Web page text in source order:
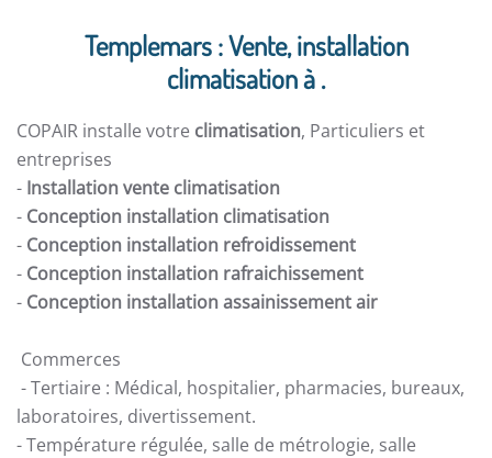
Templemars : Vente, installation
climatisation à .
COPAIR installe votre climatisation, Particuliers et
entreprises
- Installation vente climatisation
- Conception installation climatisation
- Conception installation refroidissement
- Conception installation rafraichissement
- Conception installation assainissement air
Commerces
- Tertiaire : Médical, hospitalier, pharmacies, bureaux,
laboratoires, divertissement.
- Température régulée, salle de métrologie, salle